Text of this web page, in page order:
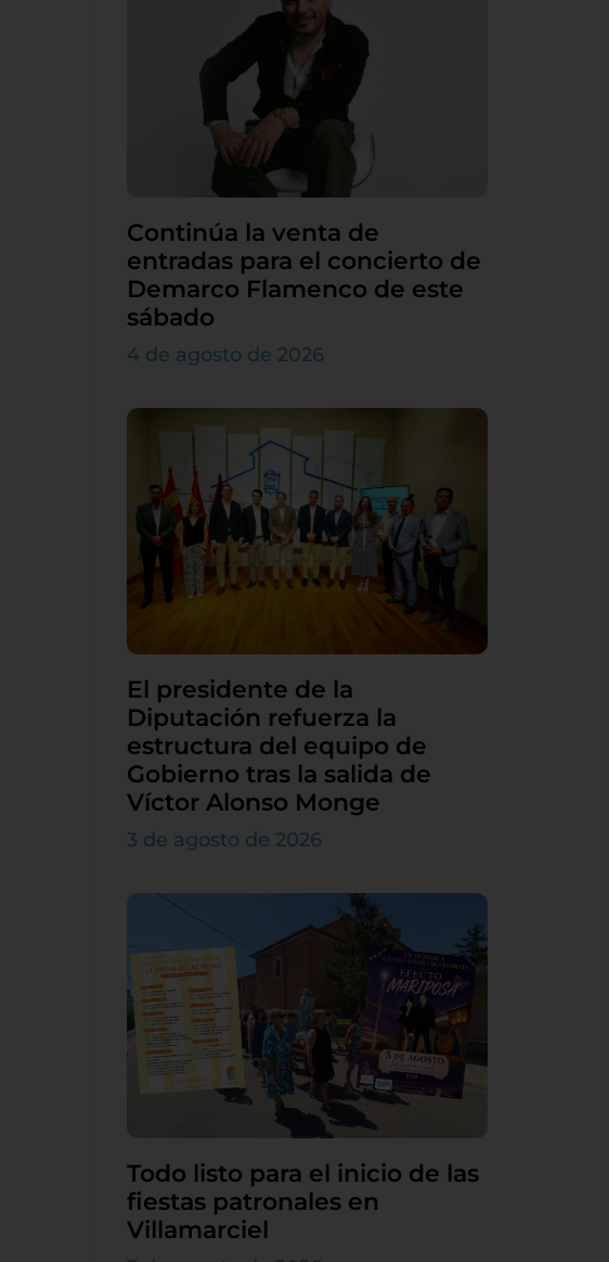
Continúa la venta de
entradas para el concierto de
Demarco Flamenco de este
sábado
4 de agosto de 2026
El presidente de la
Diputación refuerza la
estructura del equipo de
Gobierno tras la salida de
Víctor Alonso Monge
3 de agosto de 2026
Todo listo para el inicio de las
fiestas patronales en
Villamarciel